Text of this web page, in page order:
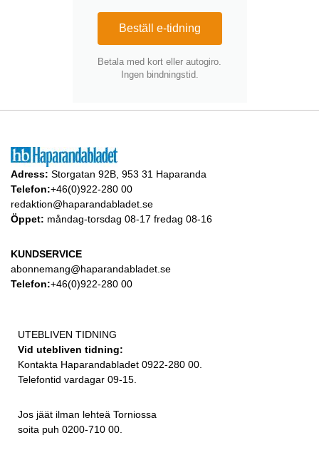
Beställ e-tidning
Betala med kort eller autogiro.
Ingen bindningstid.
Adress: Storgatan 92B, 953 31 Haparanda
Telefon:+46(0)922-280 00
redaktion@haparandabladet.se
Öppet: måndag-torsdag 08-17 fredag 08-16
KUNDSERVICE
abonnemang@haparandabladet.se
Telefon:+46(0)922-280 00
UTEBLIVEN TIDNING
Vid utebliven tidning:
Kontakta Haparandabladet 0922-280 00.
Telefontid vardagar 09-15.
Jos jäät ilman lehteä Torniossa
soita puh 0200-710 00.